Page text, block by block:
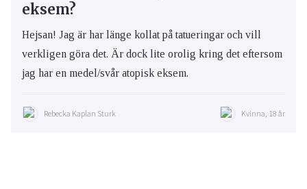
eksem?
Hejsan! Jag är har länge kollat på tatueringar och vill
verkligen göra det. Är dock lite orolig kring det eftersom
jag har en medel/svår atopisk eksem.
Rebecka Kaplan Sturk Kvinna, 18 år